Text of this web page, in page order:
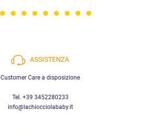
ASSISTENZA
Customer Care a disposizione
Tel. +39 3452280233
info@lachiocciolababy.it